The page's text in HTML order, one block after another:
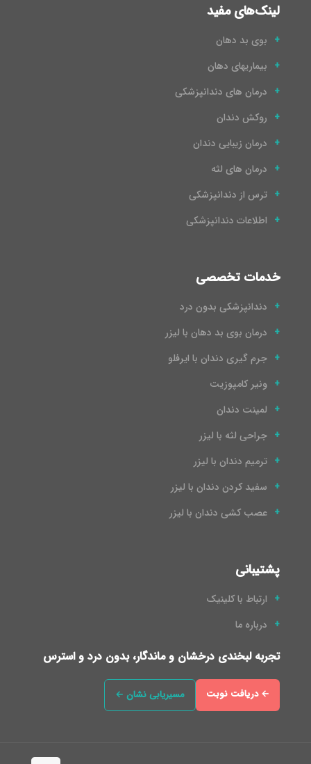
لینک‌های مفید
بوی بد دهان
بیماریهای دهان
درمان های دندانپزشکی
روکش دندان
درمان زیبایی دندان
درمان های لثه
ترس از دندانپزشکی
اطلاعات دندانپزشکی
خدمات تخصصی
دندانپزشکی بدون درد
درمان بوی بد دهان با لیزر
جرم گیری دندان با ایرفلو
ونیر کامپوزیت
لمینت دندان
جراحی لثه با لیزر
ترمیم دندان با لیزر
سفید کردن دندان با لیزر
عصب کشی دندان با لیزر
پشتیبانی
ارتباط با کلینیک
درباره ما
تجربه لبخندی درخشان و ماندگار، بدون درد و استرس
← دریافت نوبت مسیریابی نشان ←